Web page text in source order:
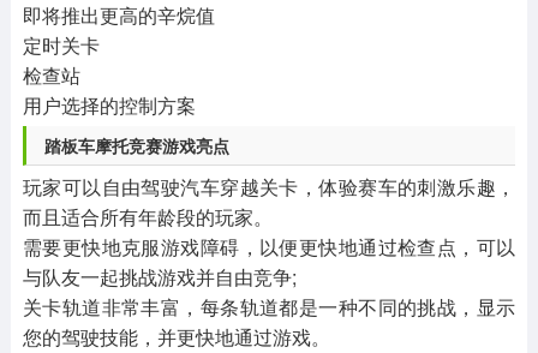
即将推出更高的辛烷值
定时关卡
检查站
用户选择的控制方案
踏板车摩托竞赛游戏亮点
玩家可以自由驾驶汽车穿越关卡，体验赛车的刺激乐趣，
而且适合所有年龄段的玩家。
需要更快地克服游戏障碍，以便更快地通过检查点，可以
与队友一起挑战游戏并自由竞争;
关卡轨道非常丰富，每条轨道都是一种不同的挑战，显示
您的驾驶技能，并更快地通过游戏。